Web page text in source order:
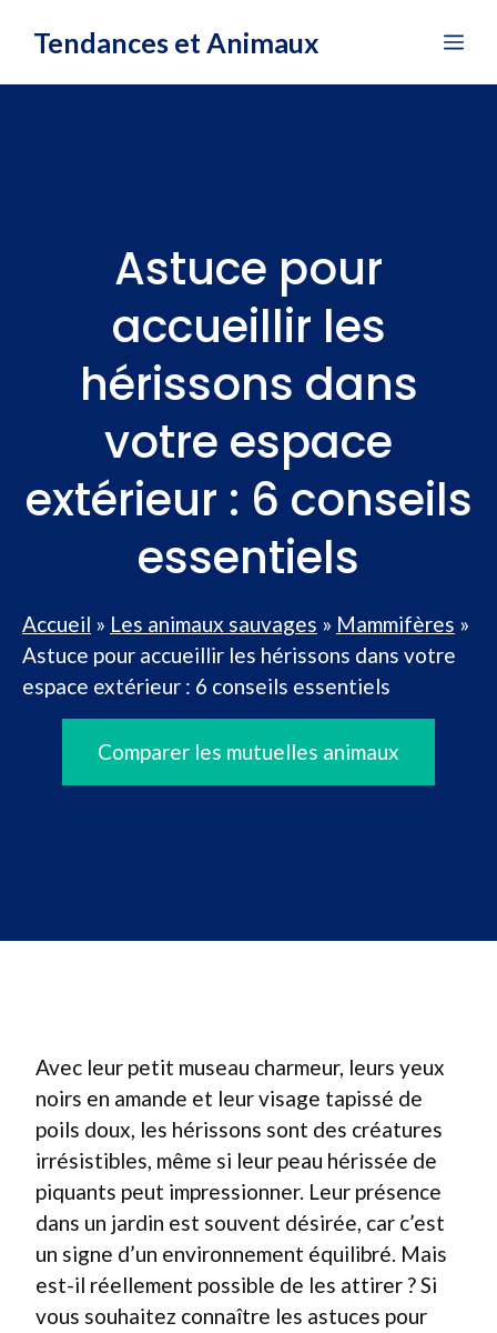
Tendances et Animaux
Astuce pour
accueillir les
hérissons dans
votre espace
extérieur : 6 conseils
essentiels
Accueil » Les animaux sauvages » Mammifères »
Astuce pour accueillir les hérissons dans votre
espace extérieur : 6 conseils essentiels
Comparer les mutuelles animaux
Avec leur petit museau charmeur, leurs yeux
noirs en amande et leur visage tapissé de
poils doux, les hérissons sont des créatures
irrésistibles, même si leur peau hérissée de
piquants peut impressionner. Leur présence
dans un jardin est souvent désirée, car c’est
un signe d’un environnement équilibré. Mais
est-il réellement possible de les attirer ? Si
vous souhaitez connaître les astuces pour